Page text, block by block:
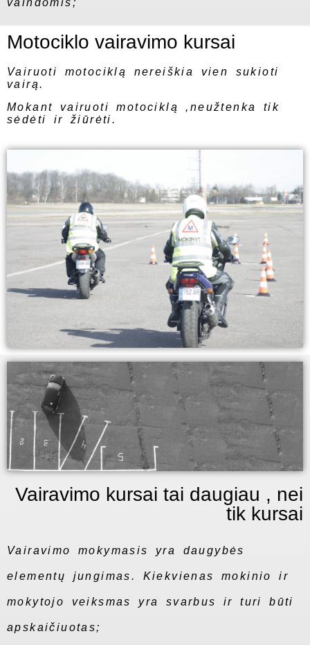
valndomis;
Motociklo vairavimo kursai
Vairuoti motociklą nereiškia vien sukioti
vairą.
Mokant vairuoti motociklą ,neužtenka tik
sėdėti ir žiūrėti.
Vairavimo kursai tai daugiau , nei
tik kursai
Vairavimo mokymasis yra daugybės
elementų jungimas. Kiekvienas mokinio ir
mokytojo veiksmas yra svarbus ir turi būti
apskaičiuotas;